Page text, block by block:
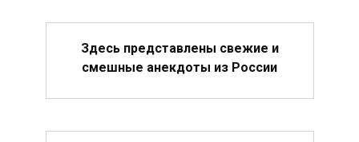
Здесь представлены свежие и
смешные анекдоты из России